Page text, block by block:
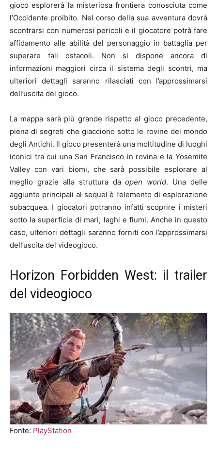
gioco esplorerà la misteriosa frontiera conosciuta come
l’Occidente proibito. Nel corso della sua avventura dovrà
scontrarsi con numerosi pericoli e il giocatore potrà fare
affidamento alle abilità del personaggio in battaglia per
superare tali ostacoli. Non si dispone ancora di
informazioni maggiori circa il sistema degli scontri, ma
ulteriori dettagli saranno rilasciati con l’approssimarsi
dell’uscita del gioco.
La mappa sarà più grande rispetto al gioco precedente,
piena di segreti che giacciono sotto le rovine del mondo
degli Antichi. Il gioco presenterà una moltitudine di luoghi
iconici tra cui una San Francisco in rovina e la Yosemite
Valley con vari biomi, che sarà possibile esplorare al
meglio grazie alla struttura daopen world. Una delle
aggiunte principali al sequel è l’elemento di esplorazione
subacquea. I giocatori potranno infatti scoprire i misteri
sotto la superficie di mari, laghi e fiumi. Anche in questo
caso, ulteriori dettagli saranno forniti con l’approssimarsi
dell’uscita del videogioco.
Horizon Forbidden West: il trailer
del videogioco
Fonte: PlayStation